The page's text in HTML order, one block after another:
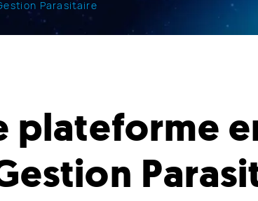
Parasitaire
plateforme